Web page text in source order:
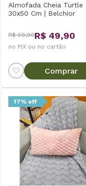
Almofada Cheia Turtle
30x50 Cm | Belchior
R$ 59,90R$ 49,90
no PIX ou no cartão
Comprar
17% off